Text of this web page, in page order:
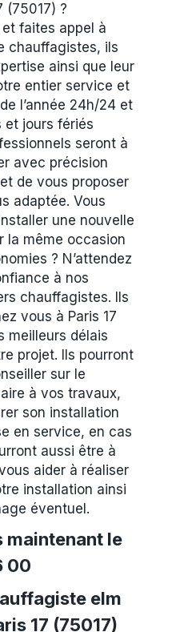
(75017) ?
et faites appel à
chauffagistes, ils
ainsi que leur
entier service et
l’année 24h/24 et
et jours fériés
seront à
avec précision
de vous proposer
adaptée. Vous
une nouvelle
la même occasion
? N’attendez
à nos
chauffagistes. Ils
vous à Paris 17
meilleurs délais
projet. Ils pourront
sur le
à vos travaux,
son installation
en service, en cas
aussi être à
aider à réaliser
installation ainsi
éventuel.
maintenant le
00
elm
17 (75017)